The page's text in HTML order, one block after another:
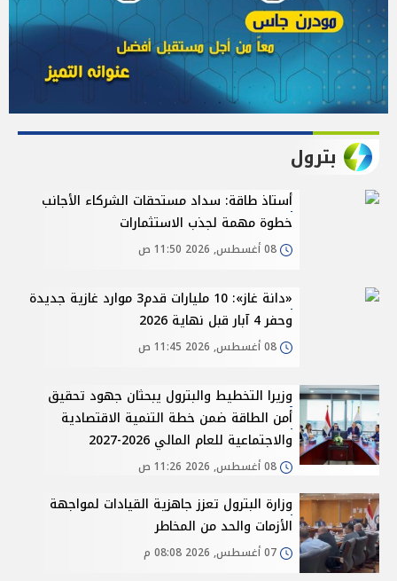
بترول
أستاذ طاقة: سداد مستحقات الشركاء الأجانب
خطوة مهمة لجذب الاستثمارات
«دانة غاز»: 10 مليارات قدم3 موارد غازية جديدة
وحفر 4 آبار قبل نهاية 2026
وزيرا التخطيط والبترول يبحثان جهود تحقيق
أمن الطاقة ضمن خطة التنمية الاقتصادية
والاجتماعية للعام المالي 2026-2027
وزارة البترول تعزز جاهزية القيادات لمواجهة
الأزمات والحد من المخاطر